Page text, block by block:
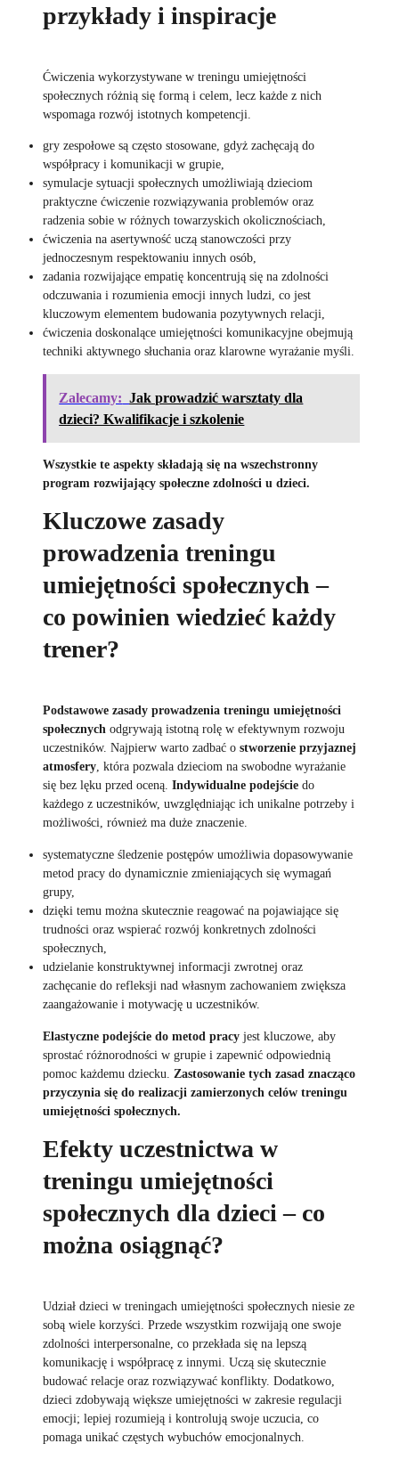
przykłady i inspiracje
Ćwiczenia wykorzystywane w treningu umiejętności
społecznych różnią się formą i celem, lecz każde z nich
wspomaga rozwój istotnych kompetencji.
gry zespołowe są często stosowane, gdyż zachęcają do
współpracy i komunikacji w grupie,
symulacje sytuacji społecznych umożliwiają dzieciom
praktyczne ćwiczenie rozwiązywania problemów oraz
radzenia sobie w różnych towarzyskich okolicznościach,
ćwiczenia na asertywność uczą stanowczości przy
jednoczesnym respektowaniu innych osób,
zadania rozwijające empatię koncentrują się na zdolności
odczuwania i rozumienia emocji innych ludzi, co jest
kluczowym elementem budowania pozytywnych relacji,
ćwiczenia doskonalące umiejętności komunikacyjne obejmują
techniki aktywnego słuchania oraz klarowne wyrażanie myśli.
Zalecamy: Jak prowadzić warsztaty dla
dzieci? Kwalifikacje i szkolenie
Wszystkie te aspekty składają się na wszechstronny
program rozwijający społeczne zdolności u dzieci.
Kluczowe zasady
prowadzenia treningu
umiejętności społecznych –
co powinien wiedzieć każdy
trener?
Podstawowe zasady prowadzenia treningu umiejętności
społecznych odgrywają istotną rolę w efektywnym rozwoju
uczestników. Najpierw warto zadbać o stworzenie przyjaznej
atmosfery, która pozwala dzieciom na swobodne wyrażanie
się bez lęku przed oceną. Indywidualne podejście do
każdego z uczestników, uwzględniając ich unikalne potrzeby i
możliwości, również ma duże znaczenie.
systematyczne śledzenie postępów umożliwia dopasowywanie
metod pracy do dynamicznie zmieniających się wymagań
grupy,
dzięki temu można skutecznie reagować na pojawiające się
trudności oraz wspierać rozwój konkretnych zdolności
społecznych,
udzielanie konstruktywnej informacji zwrotnej oraz
zachęcanie do refleksji nad własnym zachowaniem zwiększa
zaangażowanie i motywację u uczestników.
Elastyczne podejście do metod pracy jest kluczowe, aby
sprostać różnorodności w grupie i zapewnić odpowiednią
pomoc każdemu dziecku. Zastosowanie tych zasad znacząco
przyczynia się do realizacji zamierzonych celów treningu
umiejętności społecznych.
Efekty uczestnictwa w
treningu umiejętności
społecznych dla dzieci – co
można osiągnąć?
Udział dzieci w treningach umiejętności społecznych niesie ze
sobą wiele korzyści. Przede wszystkim rozwijają one swoje
zdolności interpersonalne, co przekłada się na lepszą
komunikację i współpracę z innymi. Uczą się skutecznie
budować relacje oraz rozwiązywać konflikty. Dodatkowo,
dzieci zdobywają większe umiejętności w zakresie regulacji
emocji; lepiej rozumieją i kontrolują swoje uczucia, co
pomaga unikać częstych wybuchów emocjonalnych.